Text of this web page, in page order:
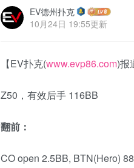
EV德州扑克
10月24日 19:55更新
【EV扑克(www.evp86.com)报
Z50，有效后手 116BB
翻前：
CO open 2.5BB, BTN(Hero)